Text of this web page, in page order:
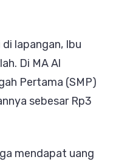
lapangan, Ibu
Di MA Al
Pertama (SMP)
sebesar Rp3
mendapat uang